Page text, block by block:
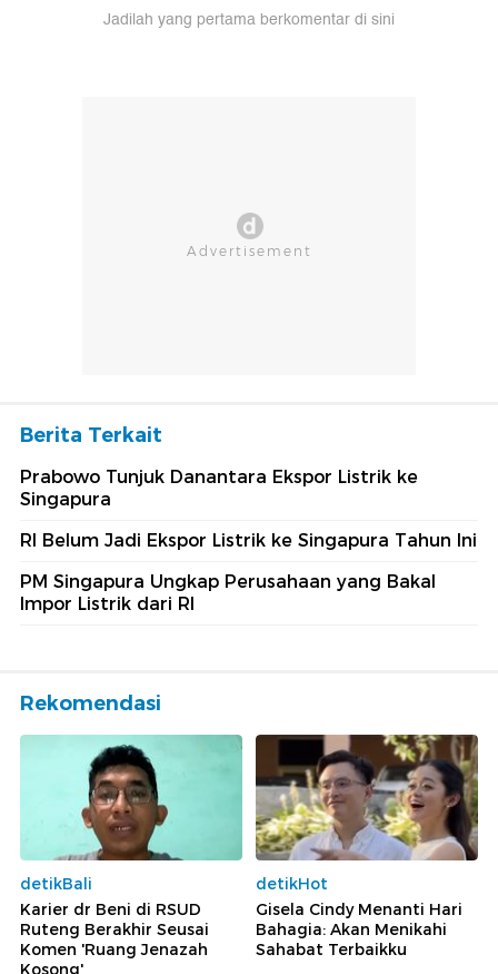
Jadilah yang pertama berkomentar di sini
Berita Terkait
Prabowo Tunjuk Danantara Ekspor Listrik ke
Singapura
RI Belum Jadi Ekspor Listrik ke Singapura Tahun Ini
PM Singapura Ungkap Perusahaan yang Bakal
Impor Listrik dari RI
Rekomendasi
detikBali
Karier dr Beni di RSUD
Ruteng Berakhir Seusai
Komen 'Ruang Jenazah
Kosong'
detikHot
Gisela Cindy Menanti Hari
Bahagia: Akan Menikahi
Sahabat Terbaikku